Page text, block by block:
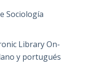
Sociología
Library On-
y portugués